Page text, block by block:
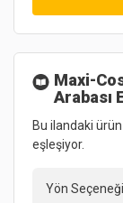
Maxi-
Arabası
Bu ilandaki
eşleşiyor.
Yön Seçeneği